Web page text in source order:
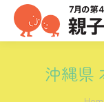
沖縄県
You